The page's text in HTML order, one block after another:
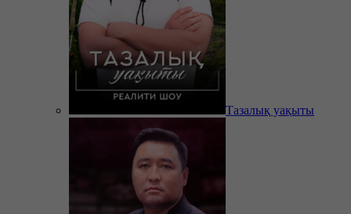
Тазалық уақыты